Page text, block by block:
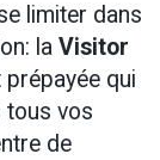
limiter dans
la Visitor
qui
tous vos
de